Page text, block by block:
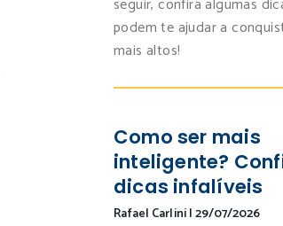
podem te ajudar a
mais altos!
Como ser mais
inteligente?
dicas infalíveis
Rafael Carlini|29/07/2026